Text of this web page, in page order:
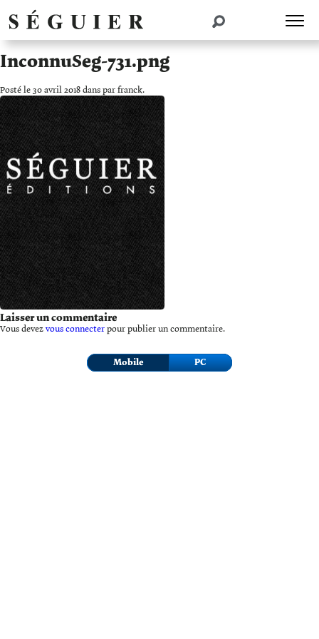
InconnuSeg-731.png
Posté le 30 avril 2018 dans par franck.
Laisser un commentaire
Vous devez vous connecter pour publier un commentaire.
Mobile PC